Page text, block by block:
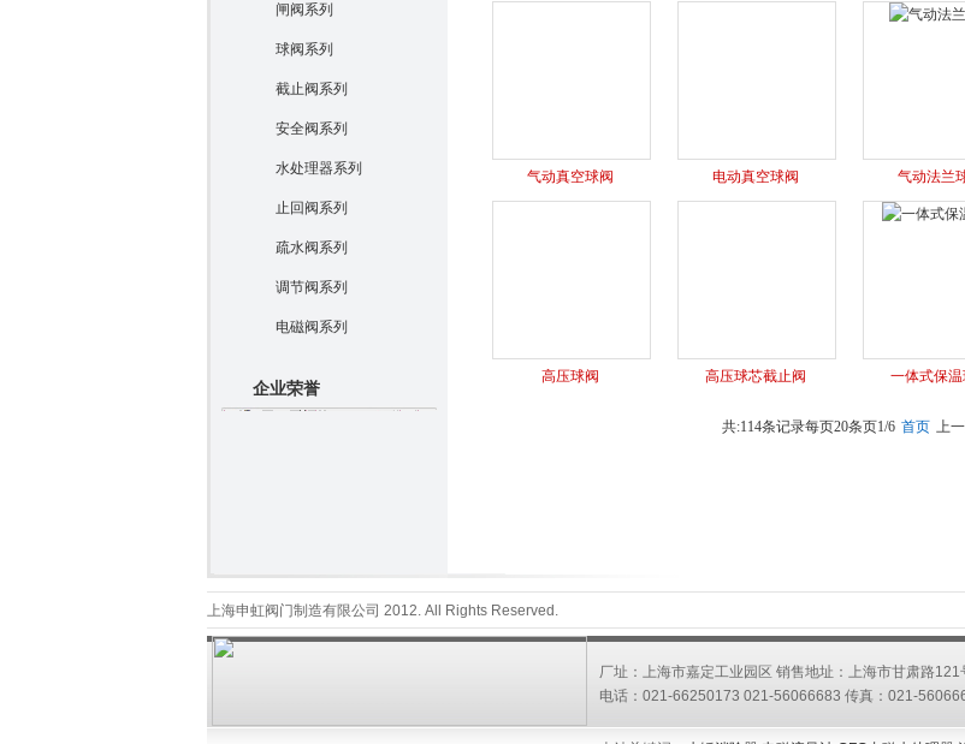
闸阀系列
球阀系列
截止阀系列
安全阀系列
水处理器系列
止回阀系列
疏水阀系列
调节阀系列
电磁阀系列
企业荣誉
气动真空球阀 电动真空球阀 气动法兰
高压球阀 高压球芯截止阀 一体式保温
共:114条记录每页20条页1/6 首页 上
上海申虹阀门制造有限公司 2012. All Rights Reserved.
厂址：上海市嘉定工业园区 销售地址：上海市甘肃路
电话：021-66250173 021-56066683 传真：021-